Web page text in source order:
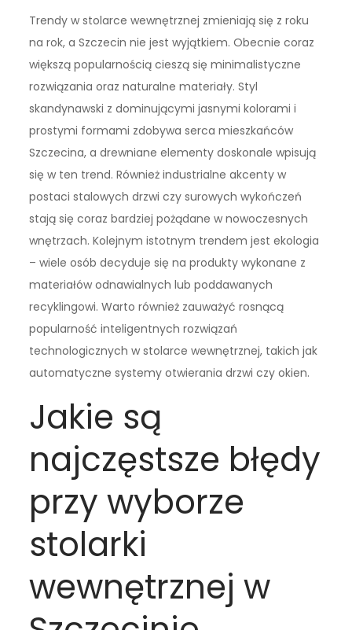
Trendy w stolarce wewnętrznej zmieniają się z roku
na rok, a Szczecin nie jest wyjątkiem. Obecnie coraz
większą popularnością cieszą się minimalistyczne
rozwiązania oraz naturalne materiały. Styl
skandynawski z dominującymi jasnymi kolorami i
prostymi formami zdobywa serca mieszkańców
Szczecina, a drewniane elementy doskonale wpisują
się w ten trend. Również industrialne akcenty w
postaci stalowych drzwi czy surowych wykończeń
stają się coraz bardziej pożądane w nowoczesnych
wnętrzach. Kolejnym istotnym trendem jest ekologia
– wiele osób decyduje się na produkty wykonane z
materiałów odnawialnych lub poddawanych
recyklingowi. Warto również zauważyć rosnącą
popularność inteligentnych rozwiązań
technologicznych w stolarce wewnętrznej, takich jak
automatyczne systemy otwierania drzwi czy okien.
Jakie są
najczęstsze błędy
przy wyborze
stolarki
wewnętrznej w